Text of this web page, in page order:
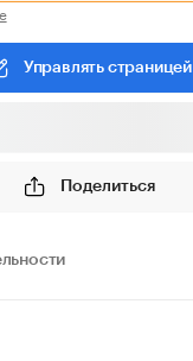
Управлять страницей
Поделиться